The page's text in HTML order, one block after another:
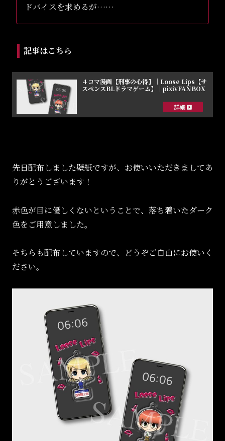
ドバイスを求めるが……
記事はこちら
４コマ漫画【刑事の心得】｜Loose Lips【サ
スペンスBLドラマゲーム】｜pixivFANBOX
先日配布しました壁紙ですが、お使いいただきましてあ
りがとうございます！
赤色が目に優しくないということで、落ち着いたダーク
色をご用意しました。
そちらも配布していますので、どうぞご自由にお使いく
ださい。